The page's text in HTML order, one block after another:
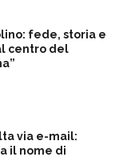
fede, storia e
centro del
via e-mail:
il nome di